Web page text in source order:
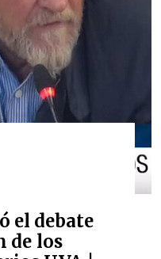
el debate
de los